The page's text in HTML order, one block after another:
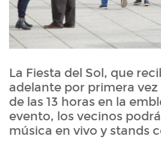
La Fiesta del Sol, que
adelante por primera
de las 13 horas en la
evento, los vecinos
música en vivo y stands